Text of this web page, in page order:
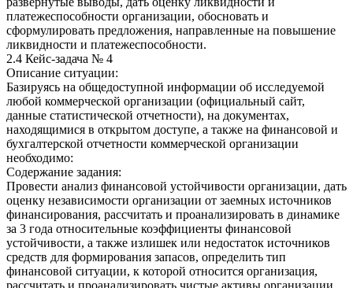
платежеспособности организации, обосновать и
сформулировать предложения, направленные на повышение
ликвидности и платежеспособности.
2.4 Кейс-задача № 4
Описание ситуации:
Базируясь на общедоступной информации об исследуемой
любой коммерческой организации (официальный сайт,
данные статистической отчетности), на документах,
находящимися в открытом доступе, а также на финансовой и
бухгалтерской отчетности коммерческой организации
необходимо:
Содержание задания:
Провести анализ финансовой устойчивости организации, дать
оценку независимости организации от заемных источников
финансирования, рассчитать и проанализировать в динамике
за 3 года относительные коэффициенты финансовой
устойчивости, а также излишек или недостаток источников
средств для формирования запасов, определить тип
финансовой ситуации, к которой относится организация,
рассчитать и проанализировать чистые активы организации.